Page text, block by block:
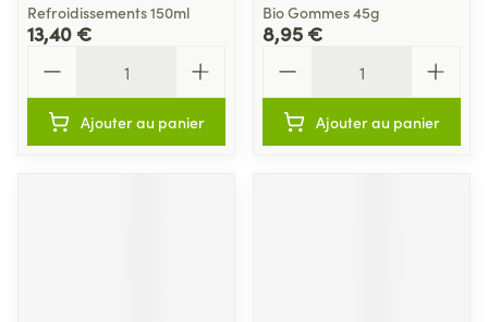
Refroidissements 150ml
13,40 €
Ajouter au panier
Bio Gommes 45g
8,95 €
Ajouter au panier